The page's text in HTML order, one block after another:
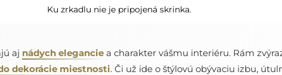
Ku zrkadlu nie je pripojená skrinka.
aj nádych eleganciea charakter vášmu interiéru. Rám
dekorácie miestnosti. Či už ide o štýlovú obývaciu izbu,